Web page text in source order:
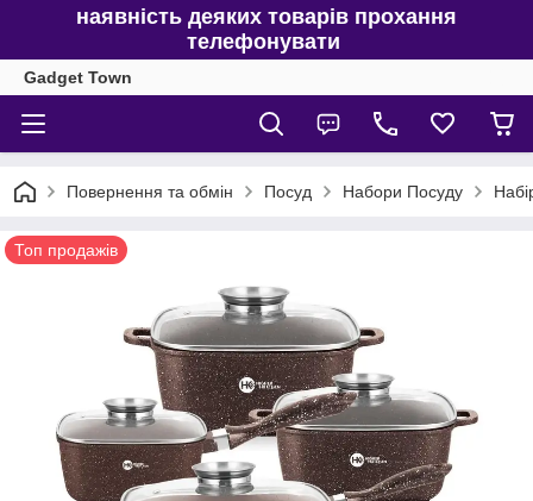
наявність деяких товарів прохання
телефонувати
Gadget Town
Повернення та обмін Посуд Набори Посуду
Топ продажів